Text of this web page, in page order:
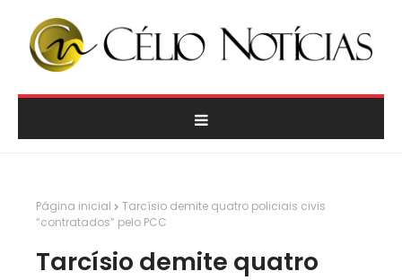
Página inicial
Tarcísio demite quatro policiais civis
“contratados” pelo PCC
Tarcísio demite quatro